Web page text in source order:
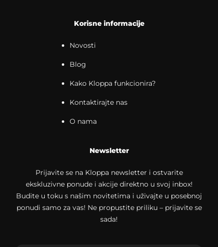
Korisne informacije
Novosti
Blog
Kako Kloppa funkcionira?
Kontaktirajte nas
O nama
Newsletter
Prijavite se na Kloppa newsletter i ostvarite
ekskluzivne ponude i akcije direktno u svoj inbox!
Budite u toku s našim novitetima i uživajte u posebnoj
ponudi samo za vas! Ne propustite priliku – prijavite se
sada!